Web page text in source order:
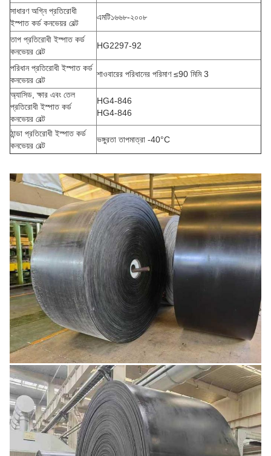
সাধারণ অগ্নি প্রতিরোধী
ইস্পাত কর্ড কনভেয়র বেল্ট
এমটি১৬৬৮-২০০৮
তাপ প্রতিরোধী ইস্পাত কর্ড
কনভেয়র বেল্ট
HG2297-92
পরিধান প্রতিরোধী ইস্পাত কর্ড
কনভেয়র বেল্ট
শাওবারের পরিধানের পরিমাণ ≤90 মিমি 3
অ্যাসিড, ক্ষার এবং তেল
প্রতিরোধী ইস্পাত কর্ড
কনভেয়র বেল্ট
HG4-846
HG4-846
ঠান্ডা প্রতিরোধী ইস্পাত কর্ড
কনভেয়র বেল্ট
ভঙ্গুরতা তাপমাত্রা -40°C